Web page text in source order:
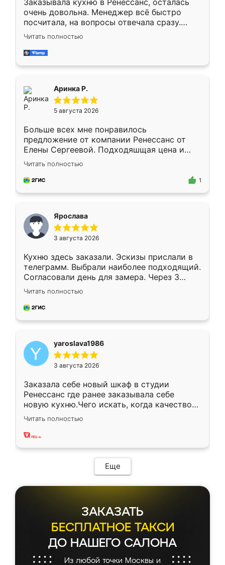
Заказывала кухню в Ренессанс, осталась
очень довольна. Менеджер всё быстро
посчитала, на вопросы отвечала сразу.
Замерщик приехал в субботу, подошёл к
делу со всей ответственностью. Собрали
за день, ребята работали аккуратно, даже
Читать полностью
Аринка Р.
5 августа 2026
Больше всех мне понравилось
предложение от компании Ренессанс от
Елены Сергеевой. Подходяшщая цена и
короткие сроки изготовления. Приехавший
для замера сотрудник Владислав
предложил по моему эскизу самый
Читать полностью
1
Ярослава
3 августа 2026
Кухню здесь заказали. Эскизы прислали в
телеграмм. Выбрали наиболее подходящий.
Согласовали день для замера. Через 3
недели кухня была уже готова. Остались
довольны работой. Спасибо Ренессанс
мебель за качественную работу!
Читать полностью
yaroslava1986
3 августа 2026
Заказала себе новый шкаф в студии
Ренессанс где ранее заказывала себе
новую кухню.Чего искать, когда качеством
вполне довольна. Служит кухня уже почти
два года, нареканий нет.
Читать полностью
Еще
ЗАКАЗАТЬ
БЕСПЛАТНОЕ ТАКСИ
ДО НАШЕГО САЛОНА
Из любой точки Москвы и